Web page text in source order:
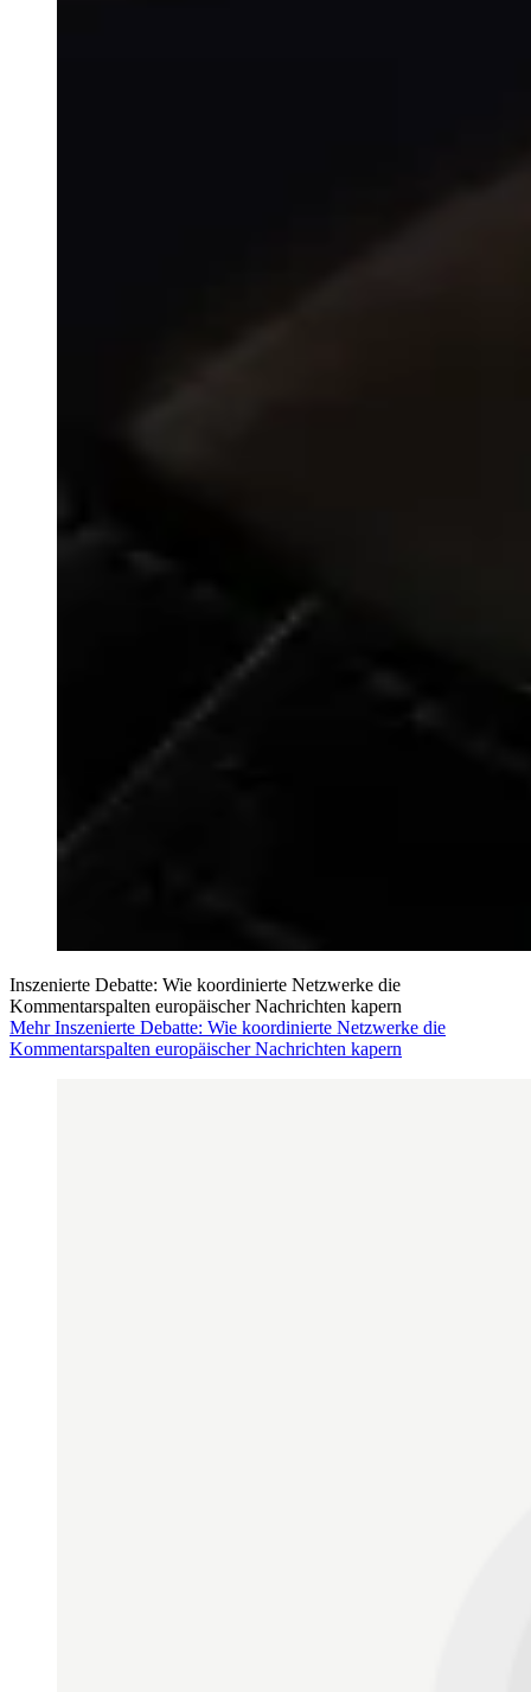
Inszenierte Debatte: Wie koordinierte Netzwerke die
Kommentarspalten europäischer Nachrichten kapern
Mehr Inszenierte Debatte: Wie koordinierte Netzwerke die
Kommentarspalten europäischer Nachrichten kapern